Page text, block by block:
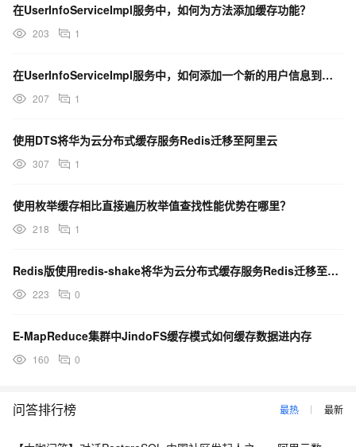
在UserInfoServiceImpl服务中，如何为方法添加缓存功能？
203 1
在UserInfoServiceImpl服务中，如何添加一个新的用户信息到缓存中？
207 1
使用DTS将华为云分布式缓存服务Redis迁移至阿里云
307 1
使用枚举缓存相比直接遍历枚举值查找性能优势在哪里？
218 1
Redis版使用redis-shake将华为云分布式缓存服务Redis迁移至阿里云
223 0
E-MapReduce集群中JindoFS缓存模式如何缓存数据进内存
160 0
问答排行榜 最热 最新